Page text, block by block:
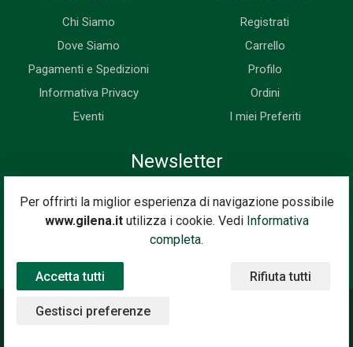
Per offrirti la miglior esperienza di navigazione possibile
www.gilena.itutilizza i cookie. Vedi Informativa
completa.
Accetta tutti Rifiuta tutti
Gestisci preferenze
Chi Siamo
Dove Siamo
Pagamenti e Spedizioni
Informativa Privacy
Eventi
Registrati
Carrello
Profilo
Ordini
I miei Preferiti
Newsletter
Iscriviti subito alla nostra newsletter. Riceverai prima di tutti le
novità, le offerte, i prossimi eventi...
©2020 Gilena International Motor Books — Powered by